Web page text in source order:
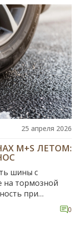
25 апреля 2026
M+S ЛЕТОМ:
шины с
на тормозной
при
0